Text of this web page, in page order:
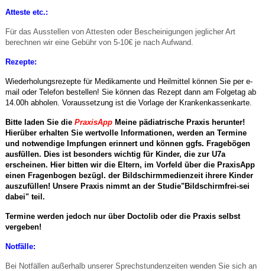
Atteste etc.:
Für das Ausstellen von Attesten oder Bescheinigungen jeglicher Art
berechnen wir eine Gebühr von 5-10€ je nach Aufwand.
Rezepte:
Wiederholungsrezepte für Medikamente und Heilmittel können Sie per e-
mail oder Telefon bestellen! Sie können das Rezept dann am Folgetag ab
14.00h abholen. Voraussetzung ist die Vorlage der Krankenkassenkarte.
Bitte laden Sie diePraxisAppMeine pädiatrische Praxis herunter!
Hierüber erhalten Sie wertvolle Informationen, werden an Termine
und notwendige Impfungen erinnert und können ggfs. Fragebögen
ausfüllen. Dies ist besonders wichtig für Kinder, die zur U7a
erscheinen. Hier bitten wir die Eltern, im Vorfeld über die PraxisApp
einen Fragenbogen bezügl. der Bildschirmmedienzeit ihrere Kinder
auszufüllen! Unsere Praxis nimmt an der Studie"Bildschirmfrei-sei
dabei" teil.
Termine werden jedoch nur über Doctolib oder die Praxis selbst
vergeben!
Notfälle:
Bei Notfällen außerhalb unserer Sprechstundenzeiten wenden Sie sich an